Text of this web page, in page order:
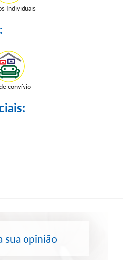
Individuais
convívio
sua opinião